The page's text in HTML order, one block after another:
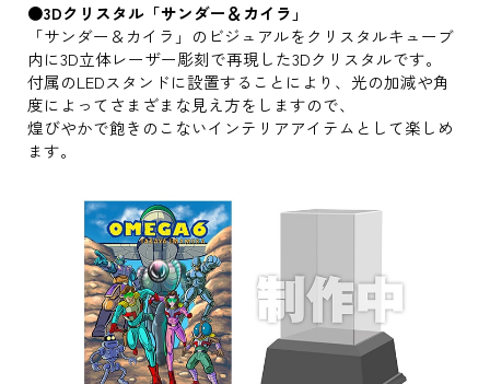
●3Dクリスタル「サンダー＆カイラ」
「サンダー＆カイラ」のビジュアルをクリスタルキューブ
内に3D立体レーザー彫刻で再現した3Dクリスタルです。
付属のLEDスタンドに設置することにより、光の加減や角
度によってさまざまな見え方をしますので、
煌びやかで飽きのこないインテリアアイテムとして楽しめ
ます。